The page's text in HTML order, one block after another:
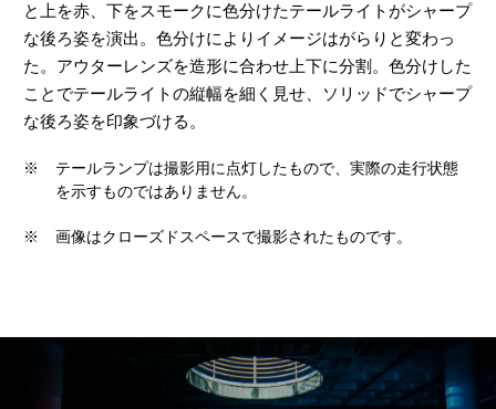
と上を赤、下をスモークに色分けたテールライトがシャープ
な後ろ姿を演出。色分けによりイメージはがらりと変わっ
た。アウターレンズを造形に合わせ上下に分割。色分けした
ことでテールライトの縦幅を細く見せ、ソリッドでシャープ
な後ろ姿を印象づける。
※
テールランプは撮影用に点灯したもので、実際の走行状態
を示すものではありません。
※ 画像はクローズドスペースで撮影されたものです。